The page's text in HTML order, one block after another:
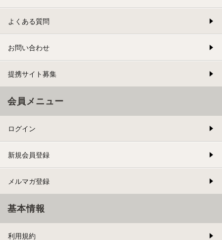
よくある質問
お問い合わせ
提携サイト募集
会員メニュー
ログイン
新規会員登録
メルマガ登録
基本情報
利用規約